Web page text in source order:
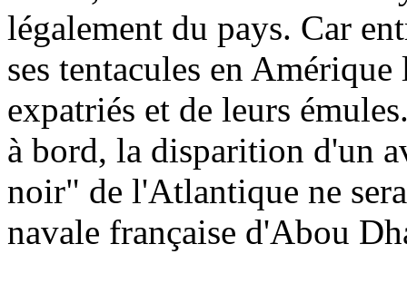
légalement du pays. Car
ses tentacules en
expatriés et de leurs
à bord, la disparition d'un
noir" de l'Atlantique ne
navale française d'Abou